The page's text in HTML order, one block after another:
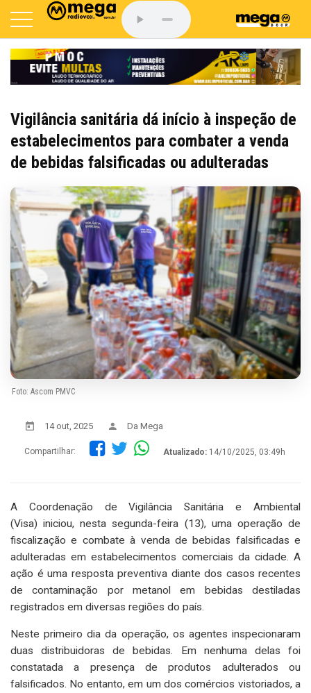
Vigilância sanitária dá início à inspeção de
estabelecimentos para combater a venda
de bebidas falsificadas ou adulteradas
Foto: Ascom PMVC
14 out, 2025 Da Mega
Compartilhar: Atualizado: 14/10/2025, 03:49h
A Coordenação de Vigilância Sanitária e Ambiental
(Visa) iniciou, nesta segunda-feira (13), uma operação de
fiscalização e combate à venda de bebidas falsificadas e
adulteradas em estabelecimentos comerciais da cidade. A
ação é uma resposta preventiva diante dos casos recentes
de contaminação por metanol em bebidas destiladas
registrados em diversas regiões do país.
Neste primeiro dia da operação, os agentes inspecionaram
duas distribuidoras de bebidas. Em nenhuma delas foi
constatada a presença de produtos adulterados ou
falsificados. No entanto, em um dos comércios vistoriados, a